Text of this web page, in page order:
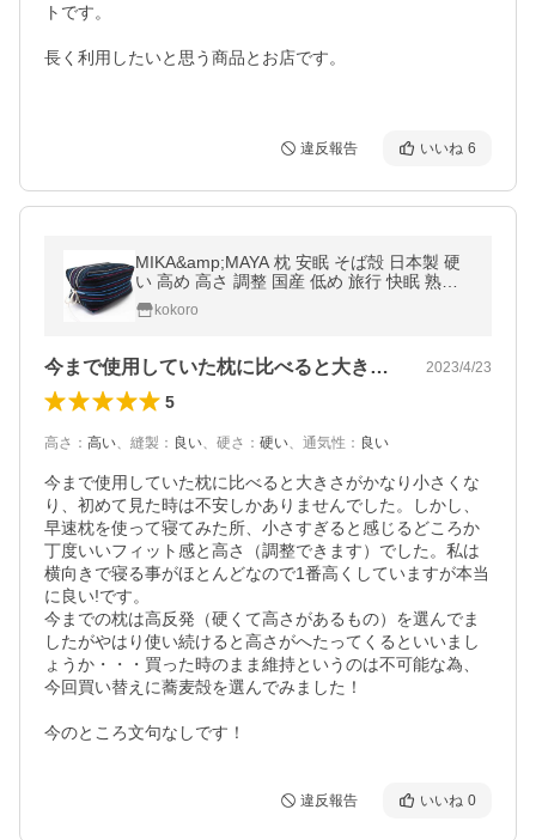
トです。
長く利用したいと思う商品とお店です。
違反報告 いいね 6
MIKA&amp;MAYA 枕 安眠 そば殻 日本製 硬
い 高め 高さ 調整 国産 低め 旅行 快眠 熟睡
首 頭 肩 固め (ネイビー)
kokoro
今まで使用していた枕に比べると大きさが… 2023/4/23
5
高さ ： 高い、 縫製 ： 良い、 硬さ ： 硬い、 通気性 ： 良い
今まで使用していた枕に比べると大きさがかなり小さくな
り、初めて見た時は不安しかありませんでした。しかし、
早速枕を使って寝てみた所、小さすぎると感じるどころか
丁度いいフィット感と高さ（調整できます）でした。私は
横向きで寝る事がほとんどなので1番高くしていますが本当
に良い!です。
今までの枕は高反発（硬くて高さがあるもの）を選んでま
したがやはり使い続けると高さがへたってくるといいまし
ょうか・・・買った時のまま維持というのは不可能な為、
今回買い替えに蕎麦殻を選んでみました！
今のところ文句なしです！
違反報告 いいね 0